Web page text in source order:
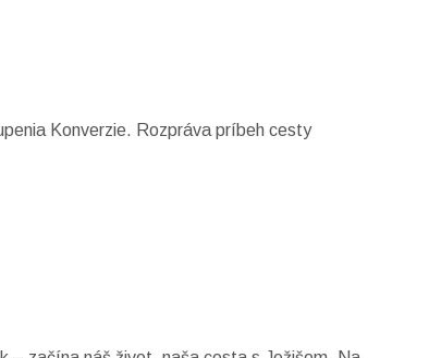
Konverzie. Rozpráva príbeh cesty